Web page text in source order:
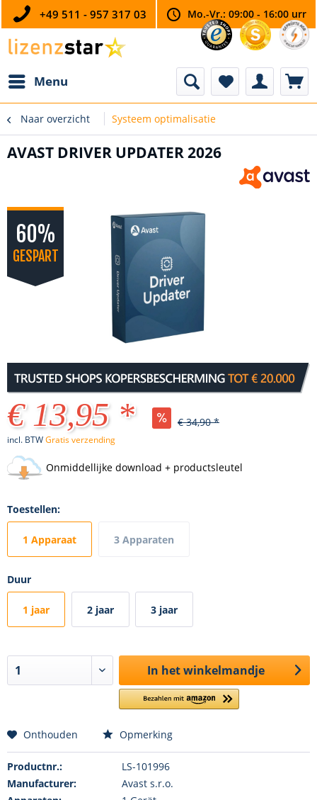
+49 511 - 957 317 03 Mo.-Vr.: 09:00 - 16:00 urr
Menu
Naar overzicht Systeem optimalisatie
AVAST DRIVER UPDATER 2026
60%
GESPART
€ 13,95 * € 34,90 *
incl. BTWGratis verzending
Onmiddellijke download + productsleutel
Toestellen:
1 Apparaat 3 Apparaten
Duur
1 jaar 2 jaar 3 jaar
In het winkelmandje
Onthouden Opmerking
Productnr.:
LS-101996
Manufacturer:
Avast s.r.o.